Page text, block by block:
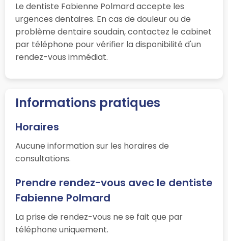
Le dentiste Fabienne Polmard accepte les
urgences dentaires. En cas de douleur ou de
problème dentaire soudain, contactez le cabinet
par téléphone pour vérifier la disponibilité d'un
rendez-vous immédiat.
Informations pratiques
Horaires
Aucune information sur les horaires de
consultations.
Prendre rendez-vous avec le dentiste
Fabienne Polmard
La prise de rendez-vous ne se fait que par
téléphone uniquement.